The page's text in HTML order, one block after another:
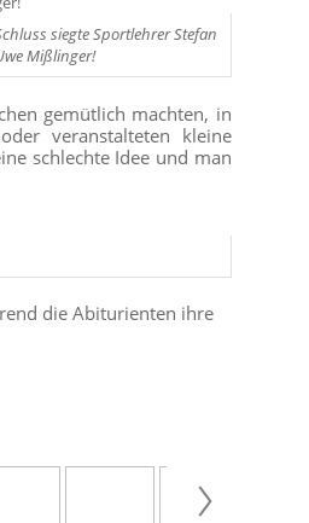
siegte Sportlehrer Stefan
Mißlinger!
gemütlich machten, in
veranstalteten kleine
schlechte Idee und man
die Abiturienten ihre